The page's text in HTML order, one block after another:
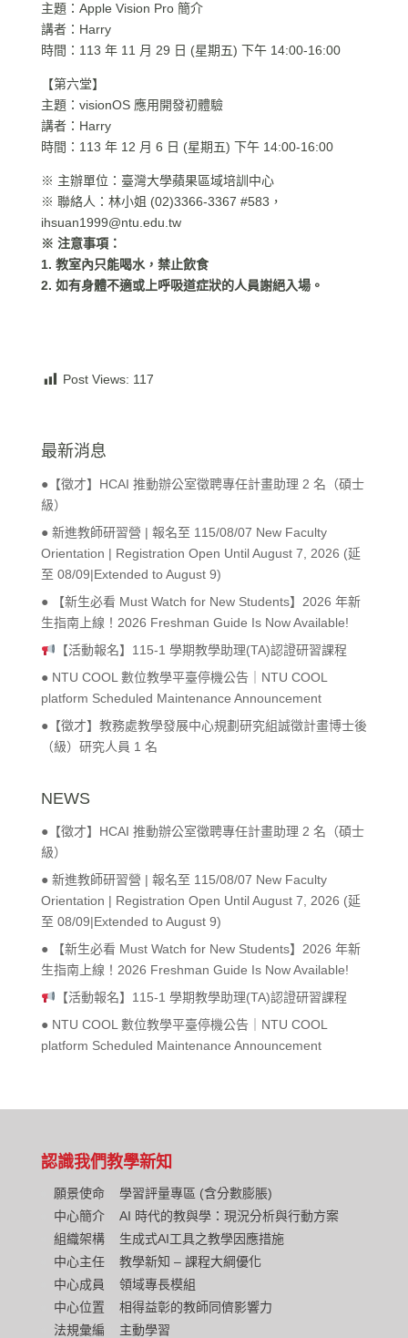
主題：Apple Vision Pro 簡介
講者：Harry
時間：113 年 11 月 29 日 (星期五) 下午 14:00-16:00
【第六堂】
主題：visionOS 應用開發初體驗
講者：Harry
時間：113 年 12 月 6 日 (星期五) 下午 14:00-16:00
※ 主辦單位：臺灣大學蘋果區域培訓中心
※ 聯絡人：林小姐 (02)3366-3367 #583，
ihsuan1999@ntu.edu.tw
※ 注意事項：
1. 教室內只能喝水，禁止飲食
2. 如有身體不適或上呼吸道症狀的人員謝絕入場。
Post Views: 117
最新消息
●【徵才】HCAI 推動辦公室徵聘專任計畫助理 2 名（碩士
級）
● 新進教師研習營 | 報名至 115/08/07 New Faculty
Orientation | Registration Open Until August 7, 2026 (延
至 08/09|Extended to August 9)
● 【新生必看 Must Watch for New Students】2026 年新
生指南上線！2026 Freshman Guide Is Now Available!
【活動報名】115-1 學期教學助理(TA)認證研習課程
● NTU COOL 數位教學平臺停機公告｜NTU COOL
platform Scheduled Maintenance Announcement
●【徵才】教務處教學發展中心規劃研究組誠徵計畫博士後
（級）研究人員 1 名
NEWS
●【徵才】HCAI 推動辦公室徵聘專任計畫助理 2 名（碩士
級）
● 新進教師研習營 | 報名至 115/08/07 New Faculty
Orientation | Registration Open Until August 7, 2026 (延
至 08/09|Extended to August 9)
● 【新生必看 Must Watch for New Students】2026 年新
生指南上線！2026 Freshman Guide Is Now Available!
【活動報名】115-1 學期教學助理(TA)認證研習課程
● NTU COOL 數位教學平臺停機公告｜NTU COOL
platform Scheduled Maintenance Announcement
認識我們
願景使命
中心簡介
組織架構
中心主任
中心成員
中心位置
法規彙編
教學新知
學習評量專區 (含分數膨脹)
AI 時代的教與學：現況分析與行動方案
生成式AI工具之教學因應措施
教學新知 – 課程大綱優化
領域專長模組
相得益彰的教師同儕影響力
主動學習